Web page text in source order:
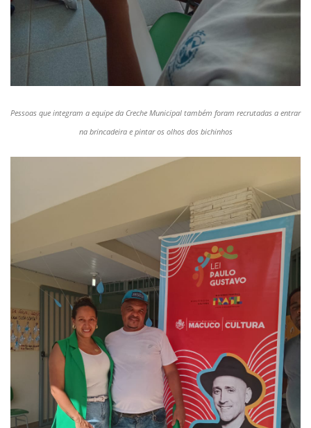
Pessoas que integram a equipe da Creche Municipal também foram recrutadas a entrar
na brincadeira e pintar os olhos dos bichinhos